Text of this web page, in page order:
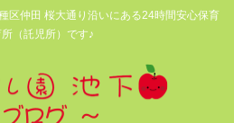
区仲田 桜大通り沿いにある24時間安心保育
（託児所）です♪